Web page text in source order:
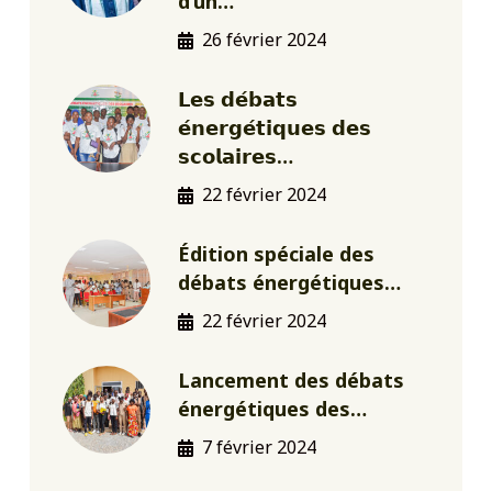
26 février 2024
𝗟𝗲𝘀 𝗱𝗲́𝗯𝗮𝘁𝘀
𝗲́𝗻𝗲𝗿𝗴𝗲́𝘁𝗶𝗾𝘂𝗲𝘀 𝗱𝗲𝘀
𝘀𝗰𝗼𝗹𝗮𝗶𝗿𝗲𝘀…
22 février 2024
Édition spéciale des
débats énergétiques…
22 février 2024
Lancement des débats
énergétiques des…
7 février 2024